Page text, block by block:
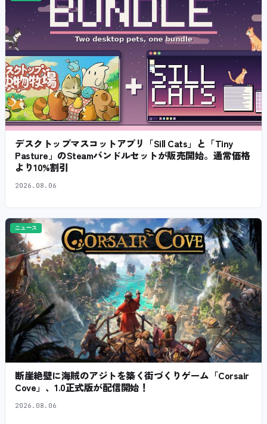
デスクトップマスコットアプリ「Sill Cats」と「Tiny
Pasture」のSteamバンドルセットが販売開始。通常価格
より10%割引
2026.08.06
ニュース
断崖絶壁に海賊のアジトを築く街づくりゲーム「Corsair
Cove」、1.0正式版が配信開始！
2026.08.06